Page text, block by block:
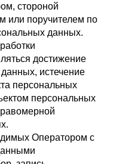
стороной
или поручителем по
данных.
достижение
истечение
персональных
персональных
Оператором с